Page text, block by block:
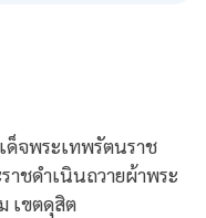
ด็จพระเทพรัตนราช
าชดำเนินถวายผ้าพระ
เขตดุสิต